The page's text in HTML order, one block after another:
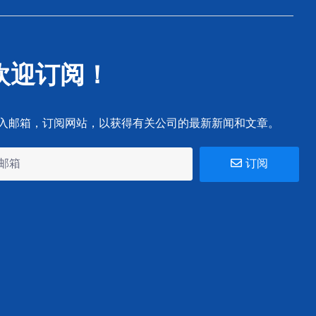
迎订阅！
邮箱，订阅网站，以获得有关公司的最新新闻和文章。
订阅